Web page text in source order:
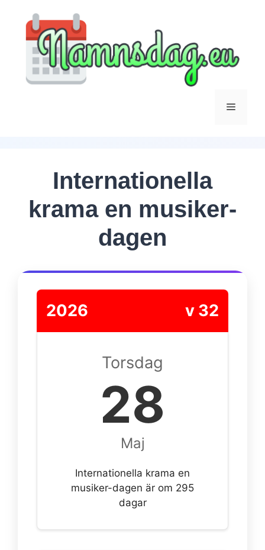
innehåll
Meny
Internationella
krama en musiker-
dagen
2026 v 32
Torsdag
28
Maj
Internationella krama en
musiker-dagen är om 295
dagar